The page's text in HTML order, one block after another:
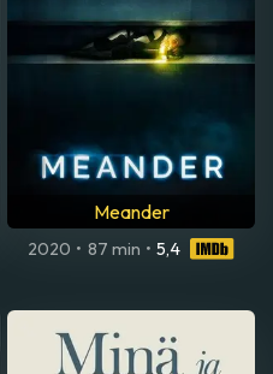
Meander
2020 • 87 min • 5,4